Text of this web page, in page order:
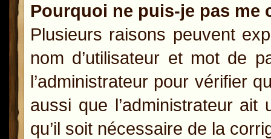
Pourquoi ne puis-je pas me
Plusieurs raisons peuvent
nom d’utilisateur et mot de
l’administrateur pour vérifier
aussi que l’administrateur
qu’il soit nécessaire de la